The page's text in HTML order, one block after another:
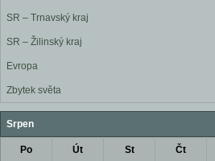
SR – Trnavský kraj
SR – Žilinský kraj
Evropa
Zbytek světa
Srpen
Po Út St Čt